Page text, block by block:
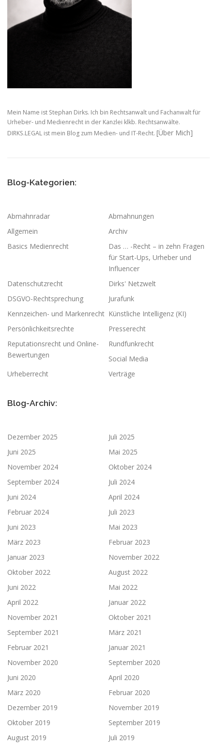
Mein Name ist Stephan Dirks. Ich bin Rechtsanwalt und Fachanwalt für
Urheber- und Medienrecht in der Kanzlei klkb. Rechtsanwälte.
DIRKS.LEGAL ist mein Blog zum Medien- und IT-Recht. [Über Mich]
Blog-Kategorien:
Abmahnradar
Abmahnungen
Allgemein
Archiv
Basics Medienrecht
Das … -Recht – in zehn Fragen
für Start-Ups, Urheber und
Influencer
Datenschutzrecht
Dirks' Netzwelt
DSGVO-Rechtsprechung
Jurafunk
Kennzeichen- und Markenrecht Künstliche Intelligenz (KI)
Persönlichkeitsrechte
Presserecht
Reputationsrecht und Online-
Bewertungen
Rundfunkrecht
Social Media
Urheberrecht
Verträge
Blog-Archiv:
Dezember 2025
Juli 2025
Juni 2025
Mai 2025
November 2024
Oktober 2024
September 2024
Juli 2024
Juni 2024
April 2024
Februar 2024
Juli 2023
Juni 2023
Mai 2023
März 2023
Februar 2023
Januar 2023
November 2022
Oktober 2022
August 2022
Juni 2022
Mai 2022
April 2022
Januar 2022
November 2021
Oktober 2021
September 2021
März 2021
Februar 2021
Januar 2021
November 2020
September 2020
Juni 2020
April 2020
März 2020
Februar 2020
Dezember 2019
November 2019
Oktober 2019
September 2019
August 2019
Juli 2019